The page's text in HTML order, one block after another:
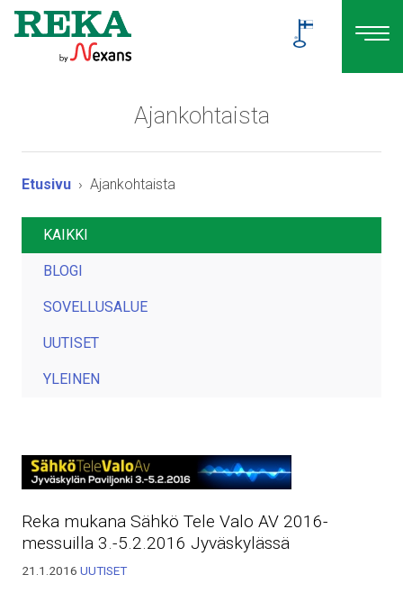
Ajankohtaista
Etusivu Ajankohtaista
KAIKKI
BLOGI
SOVELLUSALUE
UUTISET
YLEINEN
Reka mukana Sähkö Tele Valo AV 2016-
messuilla 3.-5.2.2016 Jyväskylässä
21.1.2016 UUTISET